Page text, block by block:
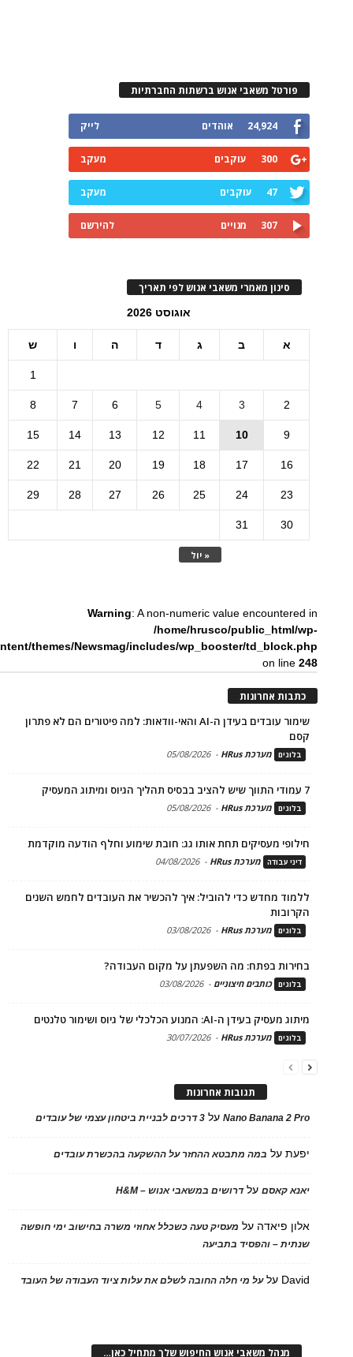
פורטל משאבי אנוש ברשתות החברתיות
24,924 אוהדים לייק
300 עוקבים מעקב
47 עוקבים מעקב
307 מנויים להירשם
סינון מאמרי משאבי אנוש לפי תאריך
אוגוסט 2026
א ב ג ד ה ו ש
« יול
1
2
3
4
5
6
7
8
9
10
11
12
13
14
15
16
17
18
19
20
21
22
23
24
25
26
27
28
29
30
31
Warning: A non-numeric value encountered in
/home/hrusco/public_html/wp-
themes/Newsmag/includes/wp_booster/td_block.php
on line248
כתבות אחרונות
שימור עובדים בעידן ה-AI והאי-וודאות: למה פיטורים הם לא פתרון
קסם
בלוגים מערכת HRus -
05/08/2026
7 עמודי התווך שיש להציב בבסיס תהליך הגיוס ומיתוג המעסיק
בלוגים מערכת HRus -
05/08/2026
חילופי מעסיקים תחת אותו גג: חובת שימוע וחלף הודעה מוקדמת
דיני עבודה מערכת HRus -
04/08/2026
ללמוד מחדש כדי להוביל: איך להכשיר את העובדים לחמש השנים
הקרובות
בלוגים מערכת HRus -
03/08/2026
בחירות בפתח: מה השפעתן על מקום העבודה?
בלוגים כותבים חיצוניים -
03/08/2026
מיתוג מעסיק בעידן ה-AI: המנוע הכלכלי של גיוס ושימור טלנטים
בלוגים מערכת HRus -
30/07/2026
תגובות אחרונות
Nano Banana 2 Proעל 3 דרכים לבניית ביטחון עצמי של עובדים
יפעתעל במה מתבטא ההחזר על ההשקעה בהכשרת עובדים
יאנא קאסםעלדרושים במשאבי אנוש – H&M
אלון פיאדה על מעסיק טעה כשכלל אחוזי משרה בחישוב ימי חופשה
שנתית – והפסיד בתביעה
David עלעל מי חלה החובה לשלם את עלות ציוד העבודה של העובד
מנהל משאבי אנוש החיפוש שלך מתחיל כאן…